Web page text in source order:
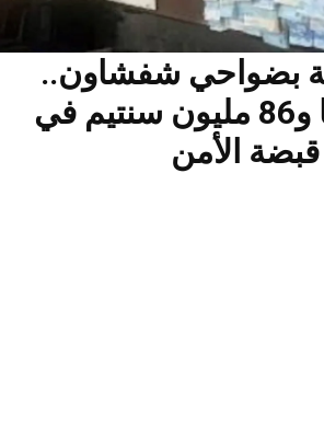
بضواحي شفشاون..
14 موقوفا و86 مليون سنتيم في
قبضة الأمن